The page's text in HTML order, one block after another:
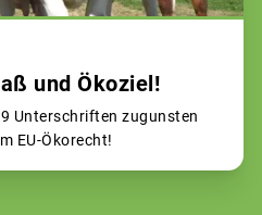
und Ökoziel!
Unterschriften zugunsten
EU-Ökorecht!